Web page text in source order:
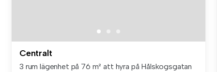
Centralt
3 rum lägenhet på 76 m² att hyra på Hålskogsgatan